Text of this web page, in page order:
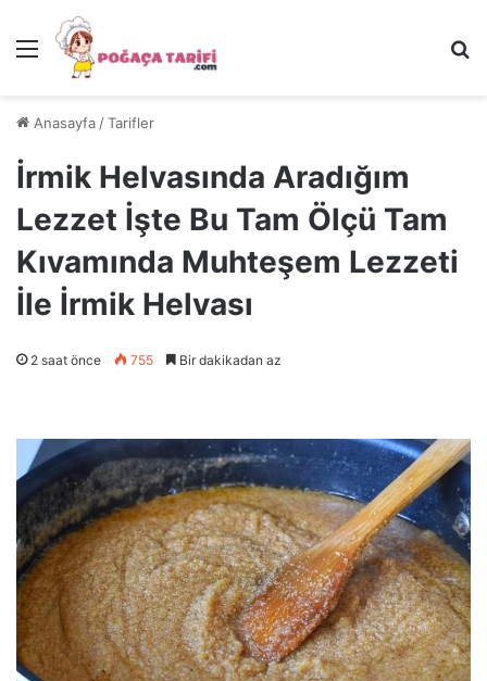
Menü
Anasayfa /Tarifler
İrmik Helvasında Aradığım
Lezzet İşte Bu Tam Ölçü Tam
Kıvamında Muhteşem Lezzeti
İle İrmik Helvası
2 saat önce 755 Bir dakikadan az